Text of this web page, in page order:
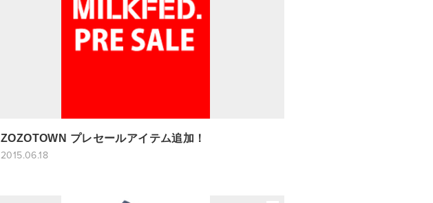
ZOZOTOWN プレセールアイテム追加！
2015.06.18